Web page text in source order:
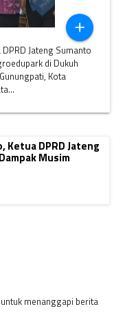
add
Jateng Sumanto
di Dukuh
Kota
Ketua DPRD Jateng
Musim
menanggapi berita